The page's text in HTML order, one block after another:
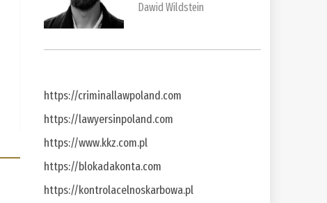
Dawid Wildstein
https://criminallawpoland.com
https://lawyersinpoland.com
https://www.kkz.com.pl
https://blokadakonta.com
https://kontrolacelnoskarbowa.pl